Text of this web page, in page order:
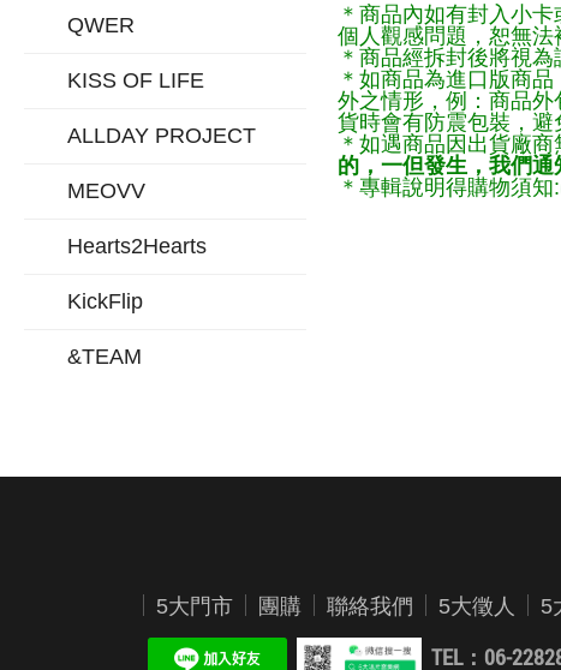
QWER
KISS OF LIFE
ALLDAY PROJECT
MEOVV
Hearts2Hearts
KickFlip
&TEAM
＊商品內如有封入小
個人觀感問題，恕無法
＊商品經拆封後將視
＊如商品為進口版商
外之情形，例：商品
貨時會有防震包裝，避
＊如遇商品因出貨廠
的，一但發生，我們
＊專輯說明得購物須
5大門市 團購 聯絡我們 5大徵人 5
TEL：06-